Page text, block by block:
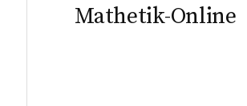
Mathetik-Online